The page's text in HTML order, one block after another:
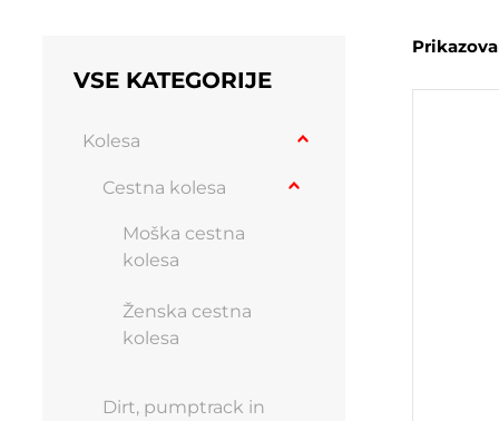
VSE KATEGORIJE
Kolesa
Cestna kolesa
Moška cestna
kolesa
Ženska cestna
kolesa
Dirt, pumptrack in